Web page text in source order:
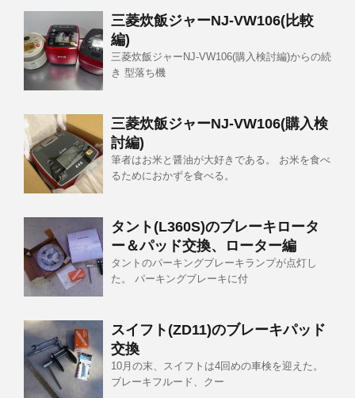
三菱炊飯ジャーNJ-VW106(比較
編)
三菱炊飯ジャーNJ-VW106(購入検討編)からの続
き 型落ち機
三菱炊飯ジャーNJ-VW106(購入検
討編)
筆者はお米と醤油が大好きである。 お米を食べ
るためにおかずを食べる。
タント(L360S)のブレーキロータ
ー＆パッド交換、ローター編
タントのパーキングブレーキランプが点灯し
た。 パーキングブレーキに付
スイフト(ZD11)のブレーキパッド
交換
10月の末、スイフトは4回めの車検を迎えた。
ブレーキフルード、クー